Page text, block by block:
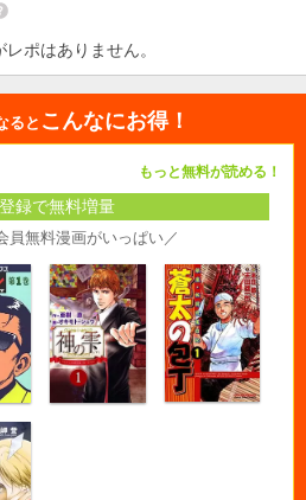
ポはありません。
ると こんなにお得！
もっと無料が読める！
録で無料増量
員無料漫画がいっぱい／